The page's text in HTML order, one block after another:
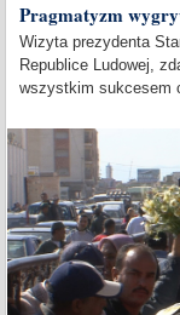
Pragmatyzm
Wizyta prezydenta
Republice Ludowej,
wszystkim sukcesem